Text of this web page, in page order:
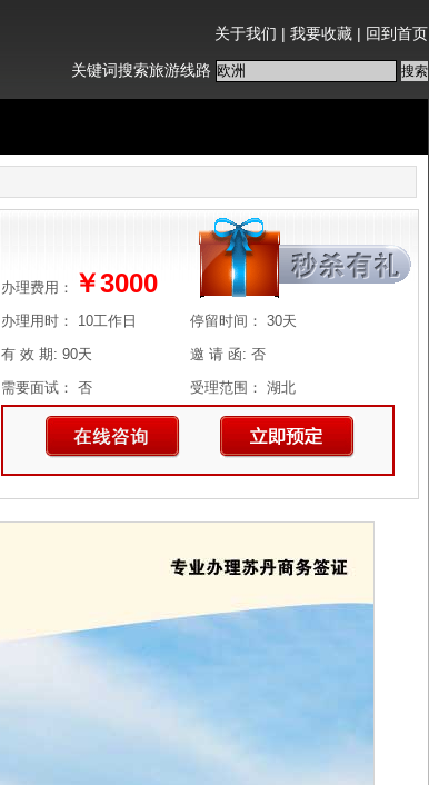
关于我们 | 我要收藏 | 回到首页
关键词搜索旅游线路
办理费用： ￥3000
办理用时： 10工作日
停留时间： 30天
有 效 期: 90天
邀 请 函: 否
需要面试： 否
受理范围： 湖北